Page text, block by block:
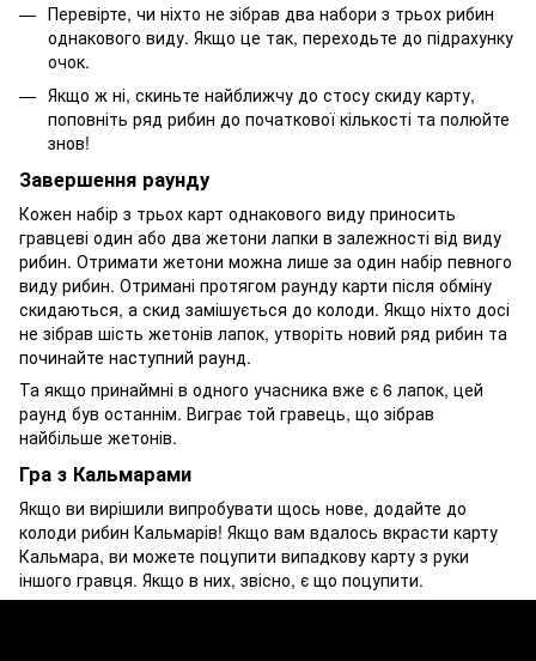
Перевірте, чи ніхто не зібрав два набори з трьох рибин
однакового виду. Якщо це так, переходьте до підрахунку
очок.
Якщо ж ні, скиньте найближчу до стосу скиду карту,
поповніть ряд рибин до початкової кількості та полюйте
знов!
Завершення раунду
Кожен набір з трьох карт однакового виду приносить
гравцеві один або два жетони лапки в залежності від виду
рибин. Отримати жетони можна лише за один набір певного
виду рибин. Отримані протягом раунду карти після обміну
скидаються, а скид замішується до колоди. Якщо ніхто досі
не зібрав шість жетонів лапок, утворіть новий ряд рибин та
починайте наступний раунд.
Та якщо принаймні в одного учасника вже є 6 лапок, цей
раунд був останнім. Виграє той гравець, що зібрав
найбільше жетонів.
Гра з Кальмарами
Якщо ви вирішили випробувати щось нове, додайте до
колоди рибин Кальмарів! Якщо вам вдалось вкрасти карту
Кальмара, ви можете поцупити випадкову карту з руки
іншого гравця. Якщо в них, звісно, є що поцупити.